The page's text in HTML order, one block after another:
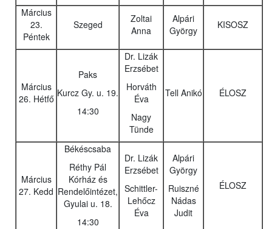
Március
23.
Péntek
Szeged
Zoltai
Anna
Alpári
György
KISOSZ
Március
26. Hétfő
Paks
Kurcz Gy. u. 19.
14:30
Dr. Lizák
Erzsébet
Horváth
Éva
Nagy
Tünde
Tell Anikó ÉLOSZ
Március
27. Kedd
Békéscsaba
Réthy Pál
Kórház és
Rendelőintézet,
Gyulai u. 18.
14:30
Dr. Lizák
Erzsébet
Schittler-
Lehőcz
Éva
Alpári
György
Ruiszné
Nádas
Judit
ÉLOSZ